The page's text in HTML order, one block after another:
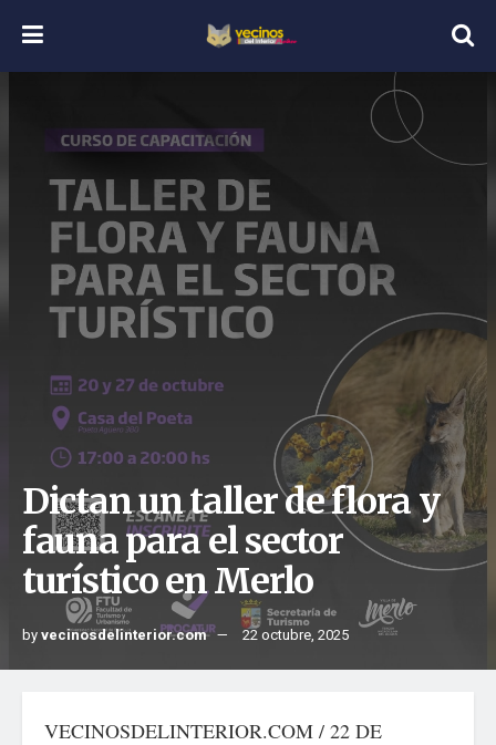
Dictan un taller de flora y
fauna para el sector
turístico en Merlo
byvecinosdelinterior.com 22 octubre, 2025
VECINOSDELINTERIOR.COM / 22 DE